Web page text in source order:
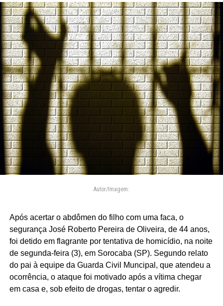
Autor/Imagem:
Após acertar o abdômen do filho com uma faca, o
segurança José Roberto Pereira de Oliveira, de 44 anos,
foi detido em flagrante por tentativa de homicídio, na noite
de segunda-feira (3), em Sorocaba (SP). Segundo relato
do pai à equipe da Guarda Civil Muncipal, que atendeu a
ocorrência, o ataque foi motivado após a vítima chegar
em casa e, sob efeito de drogas, tentar o agredir.